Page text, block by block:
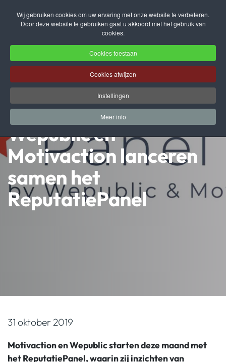
Wij gebruiken cookies om uw ervaring met onze website te verbeteren.
Door deze website te gebruiken gaat u akkoord met het gebruik van
cookies.
Cookies toestaan
Cookies afwijzen
Instellingen
Meer info
Terug naar hoofdinhoud
Wepublic en
Motivaction lanceren
samen het
ReputatiePanel
31 oktober 2019
Motivaction en Wepublic starten deze maand met
het ReputatiePanel, waarin zij inzichten van